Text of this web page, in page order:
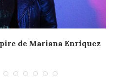
pire de Mariana Enriquez